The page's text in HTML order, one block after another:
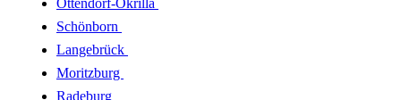
Schönborn
Langebrück
Moritzburg
Radeburg